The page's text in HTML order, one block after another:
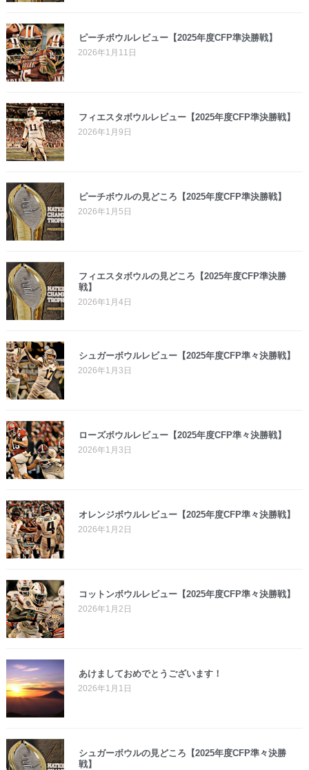
ピーチボウルレビュー【2025年度CFP準決勝戦】
2026年1月11日
フィエスタボウルレビュー【2025年度CFP準決勝戦】
2026年1月9日
ピーチボウルの見どころ【2025年度CFP準決勝戦】
2026年1月5日
フィエスタボウルの見どころ【2025年度CFP準決勝
戦】
2026年1月4日
シュガーボウルレビュー【2025年度CFP準々決勝戦】
2026年1月3日
ローズボウルレビュー【2025年度CFP準々決勝戦】
2026年1月3日
オレンジボウルレビュー【2025年度CFP準々決勝戦】
2026年1月2日
コットンボウルレビュー【2025年度CFP準々決勝戦】
2026年1月2日
あけましておめでとうございます！
2026年1月1日
シュガーボウルの見どころ【2025年度CFP準々決勝
戦】